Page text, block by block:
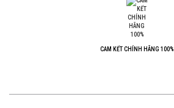
CAM KẾT CHÍNH HÃNG 100%